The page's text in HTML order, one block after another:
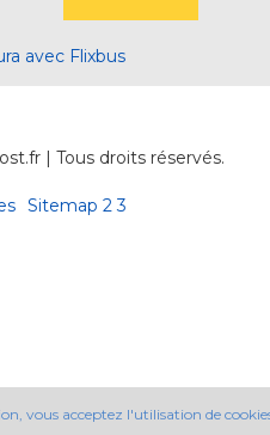
avec Flixbus
| Tous droits réservés.
Sitemap 2 3
vous acceptez l'utilisation de